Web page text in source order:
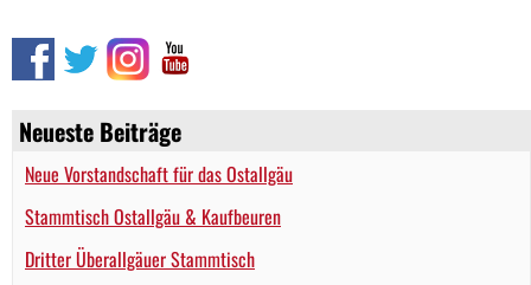
Neueste Beiträge
Neue Vorstandschaft für das Ostallgäu
Stammtisch Ostallgäu & Kaufbeuren
Dritter Überallgäuer Stammtisch